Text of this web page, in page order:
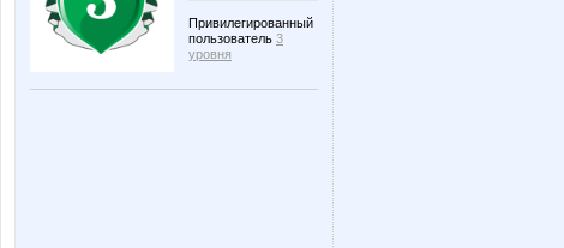
Привилегированный
пользователь 3
уровня